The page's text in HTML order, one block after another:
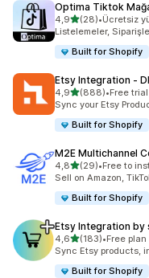
Optima Tiktok
4,95 yıldız üzerinden
(28)
toplam 28•Ücretsiz
Listelemeler,
Built for Shopify
Etsy Integration ‑
4,95 yıldız üzerinden
(888)
toplam 888 •Free
Sync your Etsy
Built for Shopify
M2E Multichannel
4,85 yıldız üzerinden
(29)
toplam 29•Free to
Sell on Amazon,
Built for Shopify
Etsy Integration by
4,65 yıldız üzerinden
(183)
toplam 183•Free
Sync Etsy products,
Built for Shopify